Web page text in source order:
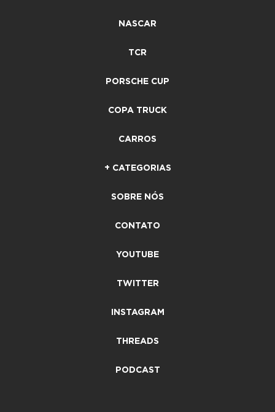
NASCAR
TCR
PORSCHE CUP
COPA TRUCK
CARROS
+ CATEGORIAS
SOBRE NÓS
CONTATO
YOUTUBE
TWITTER
INSTAGRAM
THREADS
PODCAST